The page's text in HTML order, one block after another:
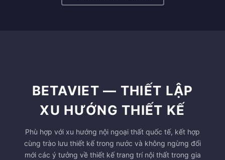
BETAVIET — THIẾT LẬP
XU HƯỚNG THIẾT KẾ
Phù hợp với xu hướng nội ngoại thất quốc tế, kết hợp
cùng trào lưu thiết kế trong nước và không ngừng đổi
mới các ý tưởng về thiết kế trang trí nội thất trong gia